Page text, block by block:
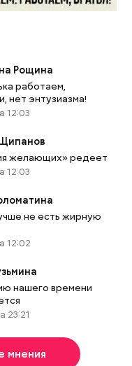
Рощина
работаем,
нет энтузиазма!
12:03
желающих» редеет
12:03
не есть жирную
12:02
нашего времени
23:21
мнения